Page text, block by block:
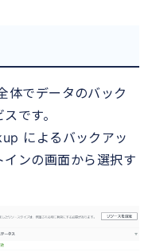
体でデータのバック
です。
によるバックアッ
ンの画面から選択す